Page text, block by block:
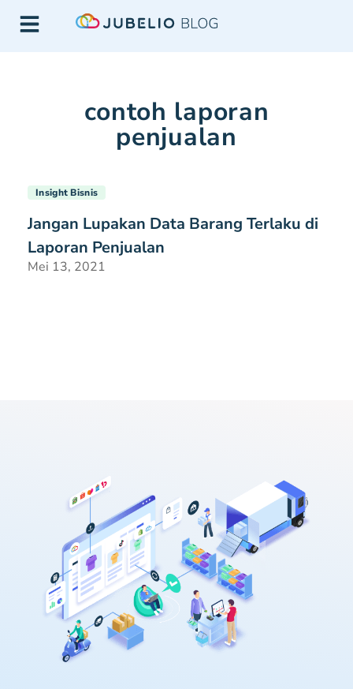
contoh laporan
penjualan
Insight Bisnis
Jangan Lupakan Data Barang Terlaku di
Laporan Penjualan
Mei 13, 2021